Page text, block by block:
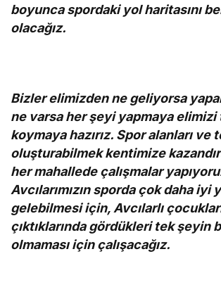
boyunca spordaki yol haritasını
olacağız.
Bizler elimizden ne geliyorsa
ne varsa her şeyi yapmaya elimizi
koymaya hazırız. Spor alanları ve
oluşturabilmek kentimize
her mahallede çalışmalar
Avcılarımızın sporda çok daha iyi
gelebilmesi için, Avcılarlı
çıktıklarında gördükleri tek şeyin
olmaması için çalışacağız.